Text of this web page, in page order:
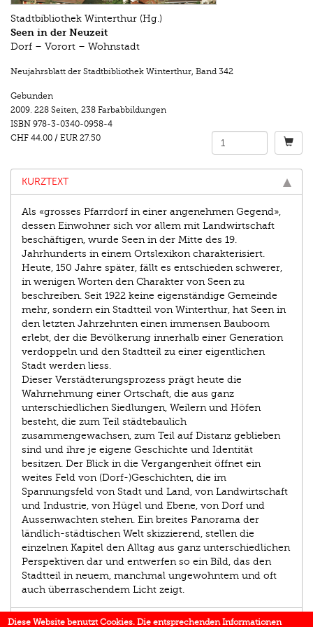
Stadtbibliothek Winterthur (Hg.)
Seen in der Neuzeit
Dorf – Vorort – Wohnstadt
Neujahrsblatt der Stadtbibliothek Winterthur, Band 342
Gebunden
2009. 228 Seiten, 238 Farbabbildungen
ISBN 978-3-0340-0958-4
CHF 44.00 / EUR 27.50
KURZTEXT
Als «grosses Pfarrdorf in einer angenehmen Gegend»,
dessen Einwohner sich vor allem mit Landwirtschaft
beschäftigen, wurde Seen in der Mitte des 19.
Jahrhunderts in einem Ortslexikon charakterisiert.
Heute, 150 Jahre später, fällt es entschieden schwerer,
in wenigen Worten den Charakter von Seen zu
beschreiben. Seit 1922 keine eigenständige Gemeinde
mehr, sondern ein Stadtteil von Winterthur, hat Seen in
den letzten Jahrzehnten einen immensen Bauboom
erlebt, der die Bevölkerung innerhalb einer Generation
verdoppeln und den Stadtteil zu einer eigentlichen
Stadt werden liess.
Dieser Verstädterungsprozess prägt heute die
Wahrnehmung einer Ortschaft, die aus ganz
unterschiedlichen Siedlungen, Weilern und Höfen
besteht, die zum Teil städtebaulich
zusammengewachsen, zum Teil auf Distanz geblieben
sind und ihre je eigene Geschichte und Identität
besitzen. Der Blick in die Vergangenheit öffnet ein
weites Feld von (Dorf-)Geschichten, die im
Spannungsfeld von Stadt und Land, von Landwirtschaft
und Industrie, von Hügel und Ebene, von Dorf und
Aussenwachten stehen. Ein breites Panorama der
ländlich-städtischen Welt skizzierend, stellen die
einzelnen Kapitel den Alltag aus ganz unterschiedlichen
Perspektiven dar und entwerfen so ein Bild, das den
Stadtteil in neuem, manchmal ungewohntem und oft
auch überraschendem Licht zeigt.
EINBLICK
Diese Website benutzt Cookies. Die entsprechenden Informationen